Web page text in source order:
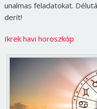
unalmas feladatokat.
derít!
Ikrek havi horoszkóp